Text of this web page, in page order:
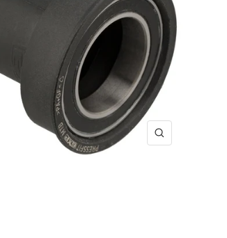
Suurenna